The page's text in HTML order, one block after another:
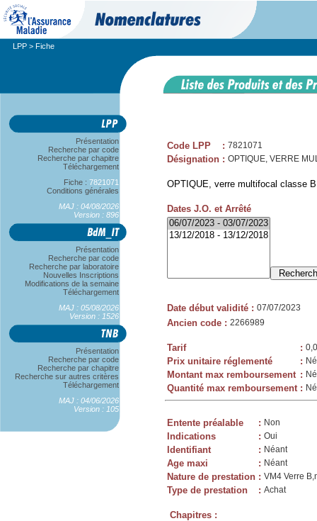
LPP > Fiche
Présentation
Recherche par code
Recherche par chapitre
Téléchargement
Fiche : 7821071
Conditions générales
MAJ : 04/08/2026
Version : 896
Présentation
Recherche par code
Recherche par laboratoire
Nouvelles Inscriptions
Modifications de la semaine
Téléchargement
MAJ : 05/08/2026
Version : 1526
Présentation
Recherche par code
Recherche par chapitre
Recherche sur autres critères
Téléchargement
MAJ : 04/06/2026
Version : 105
Code LPP : 7821071
Désignation : OPTIQUE, VERRE
OPTIQUE, verre multifocal classe
Dates J.O. et Arrêté
Date début validité : 07/07/2023
Ancien code : 2266989
Tarif :
Prix unitaire réglementé :
Montant max remboursement :
Quantité max remboursement :
Entente préalable : Non
Indications : Oui
Identifiant : Néant
Age maxi : Néant
Nature de prestation : VM4 Verre
Type de prestation : Achat
Chapitres :